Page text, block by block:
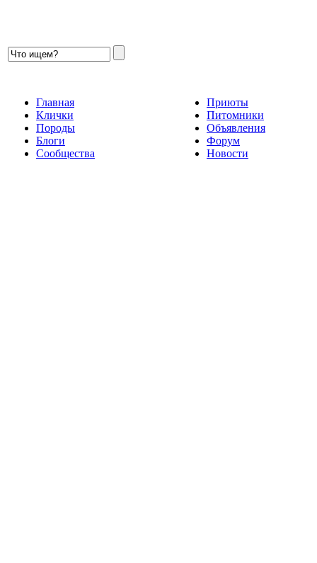
Главная
Клички
Породы
Блоги
Сообщества
Приюты
Питомники
Объявления
Форум
Новости